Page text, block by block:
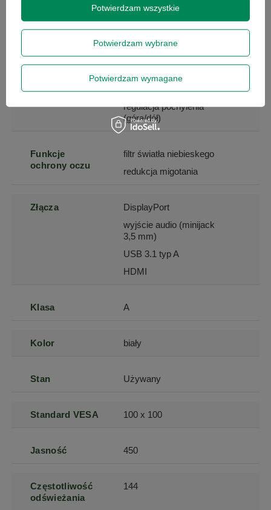
Kąt widzenia w
178
Regulacja
regulacja wysokości
regulacja pochylenia
(góra/dół)
Funkcje
ochrony oczu
filtr światła niebieskego
redukcja migotania
Złącza
DisplayPort
wyjście audio (minijack
3,5 mm)
USB 3.1 typ A
HDMI
Klasa A
Kolor biały
Stan Używany
Standard VESA 100 x 100
Jasność 450
Częstotliwość
odświeżania
144
Potwierdzam wybrane
Potwierdzam wymagane
Potwierdzam wszystkie